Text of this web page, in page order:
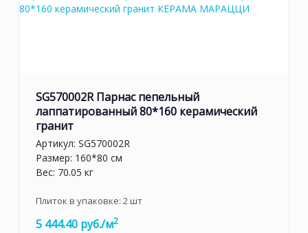
SG570002R Парнас пепельный
лаппатированный 80*160 керамический
гранит
Артикул: SG570002R
Размер: 160*80 см
Вес: 70.05 кг
Плиток в упаковке: 2шт
5 444.40 руб./м2